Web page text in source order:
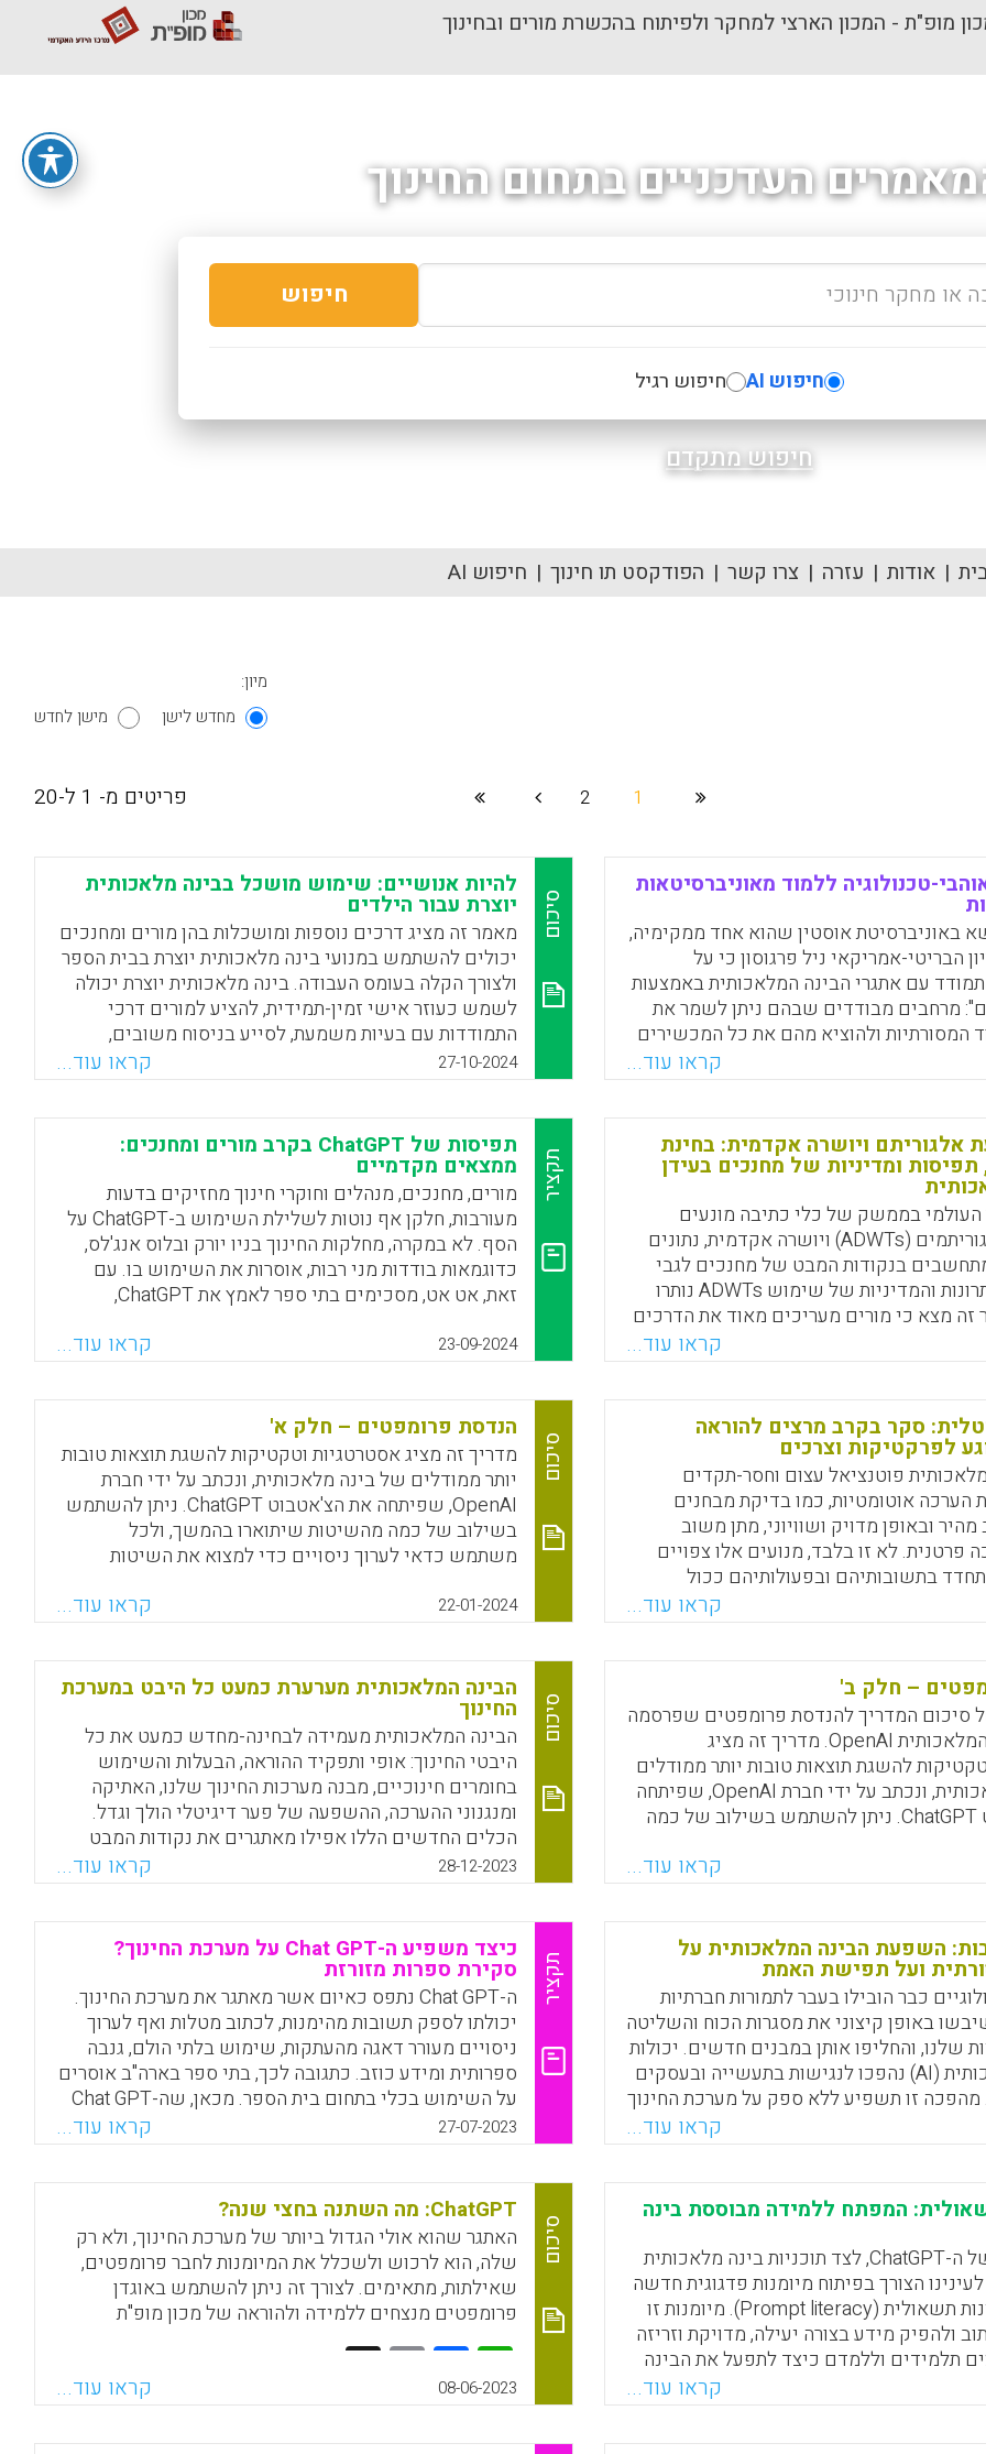
מופ"ת - המכון הארצי למחקר ולפיתוח בהכשרת מורים ובחינוך
העדכניים בתחום החינוך
חיפוש
חיפוש AI חיפוש רגיל
חיפוש מתקדם
אודות עזרה צרו קשר הפודקסט תו חינוך חיפוש AI
מיון:
מחדש לישן
מישן לחדש
פריטים מ- 1 ל-20 1
2
טכנולוגיה ללמוד מאוניברסיטאות
באוניברסיטת אוסטין שהוא אחד ממקימיה,
הבריטי-אמריקאי ניל פרגוסון כי על
עם אתגרי הבינה המלאכותית באמצעות
מרחבים מבודדים שבהם ניתן לשמר את
המסורתיות ולהוציא מהם את כל המכשירים
אם אנחנו רוצים לדעת איך ללמוד, אז
להיות מסוגלים להתנתק מהטכנולוגיה
לאורך כל הקריירה האקדמית שלנו
Email
X
קראו עוד...
סיכום
להיות אנושיים: שימוש מושכל בבינה מלאכותית
יוצרת עבור הילדים
מאמר זה מציג דרכים נוספות ומושכלות בהן מורים ומחנכים
יכולים להשתמש במנועי בינה מלאכותית יוצרת בבית הספר
ולצורך הקלה בעומס העבודה. בינה מלאכותית יוצרת יכולה
לשמש כעוזר אישי זמין-תמידית, להציע למורים דרכי
התמודדות עם בעיות משמעת, לסייע בניסוח משובים,
להציע טיוטות ראשוניות של דפי עבודה ומטלות, להפיק
מערכי שיעור מבוססי-לומד ולאתר משאבים
WhatsApp
Facebook
Email
X
27-10-2024 קראו עוד...
אלגוריתם ויושרה אקדמית: בחינת
ומדיניות של מחנכים בעידן
העולמי בממשק של כלי כתיבה מונעים
באמצעות אלגוריתמים (ADWTs) ויושרה אקדמית, נתונים
בנקודות המבט של מחנכים לגבי
האתגרים, היתרונות והמדיניות של שימוש ADWTs נותרו
זה מצא כי מורים מעריכים מאוד את הדרכים
המגוונות שבהן ADWTs יכולים לתמוך ביעדים החינוכיים
נתפסת)
Email
X
קראו עוד...
תקציר
תפיסות של ChatGPT בקרב מורים ומחנכים:
ממצאים מקדמיים
מורים, מחנכים, מנהלים וחוקרי חינוך מחזיקים בדעות
מעורבות, חלקן אף נוטות לשלילת השימוש ב-ChatGPT על
הסף. לא במקרה, מחלקות החינוך בניו יורק ובלוס אנג'לס,
כדוגמאות בודדות מני רבות, אוסרות את השימוש בו. עם
זאת, אט אט, מסכימים בתי ספר לאמץ את ChatGPT,
לצרכיהם ואף מאפשרים לתלמידים לבצע מטלות מאתגרות
בעזרתו.
WhatsApp
Facebook
Email
X
23-09-2024 קראו עוד...
סקר בקרב מרצים להוראה
לפרקטיקות וצרכים
פוטנציאל עצום וחסר-תקדים
הערכה אוטומטיות, כמו בדיקת מבחנים
ובאופן מדויק ושוויוני, מתן משוב
פרטנית. לא זו בלבד, מנועים אלו צפויים
בתשובותיהם ובפעולותיהם ככול
עם זאת, אותם מנועים מעוררים
המדיניות בנוגע לחוסר האיזון בין
האנושית-רגשית הנחוצה בלימודי הוראה לבין
הרובוטית ה"עיוורת" ובנוגע לשיקולים
מהותיים, כמו העתקות ורמאות.
Email
X
קראו עוד...
סיכום
הנדסת פרומפטים – חלק א'
מדריך זה מציג אסטרטגיות וטקטיקות להשגת תוצאות טובות
יותר ממודלים של בינה מלאכותית, ונכתב על ידי חברת
OpenAI, שפיתחה את הצ'אטבוט ChatGPT. ניתן להשתמש
בשילוב של כמה מהשיטות שיתוארו בהמשך, ולכל
משתמש כדאי לערוך ניסויים כדי למצוא את השיטות
פועלות כעת רק עם דגמים מתקדמים יותר, ולא חינמיים, של
בינה מלאכותית.
WhatsApp
Facebook
Email
X
22-01-2024 קראו עוד...
– חלק ב'
סיכום המדריך להנדסת פרומפטים שפרסמה
חברת הבינה המלאכותית OpenAI. מדריך זה מציג
להשגת תוצאות טובות יותר ממודלים
של בינה מלאכותית, ונכתב על ידי חברת OpenAI, שפיתחה
את הצ'אטבוט ChatGPT. ניתן להשתמש בשילוב של כמה
את השיטות המתאימות ביותר עבורו.
שמוצגות כאן פועלות כעת רק עם דגמים
ולא חינמיים, של בינה מלאכותית.
Email
X
קראו עוד...
סיכום
הבינה המלאכותית מערערת כמעט כל היבט במערכת
החינוך
הבינה המלאכותית מעמידה לבחינה-מחדש כמעט את כל
היבטי החינוך: אופי ותפקיד ההוראה, הבעלות והשימוש
בחומרים חינוכיים, מבנה מערכות החינוך שלנו, האתיקה
ומנגנוני ההערכה, ההשפעה של פער דיגיטלי הולך וגדל.
הכלים החדשים הללו אפילו מאתגרים את נקודות המבט
שלנו לגבי מהי 'יכולת', כמו גם איך והיכן היא מוחזקת על ידי
יחידים ומוסדות.
WhatsApp
Facebook
Email
X
28-12-2023 קראו עוד...
השפעת הבינה המלאכותית על
ועל תפישת האמת
כבר הובילו בעבר לתמורות חברתיות
באופן קיצוני את מסגרות הכוח והשליטה
שלנו, והחליפו אותן במבנים חדשים. יכולות
הבינה המלאכותית (AI) נהפכו לנגישות בתעשייה ובעסקים
מהפכה זו תשפיע ללא ספק על מערכת החינוך
על עצם המושגים שמנחים אותה. האתגר הוא
או להשתמש בבינה המלאכותית כדי לתפוס
עבודות – אלא לעצב מחדש את יסודות
הספר.
Email
X
קראו עוד...
תקציר
כיצד משפיע ה-Chat GPT על מערכת החינוך?
סקירת ספרות מזורזת
ה-Chat GPT נתפס כאיום אשר מאתגר את מערכת החינוך.
יכולתו לספק תשובות מהימנות, לכתוב מטלות ואף לערוך
ניסויים מעורר דאגה מהעתקות, שימוש בלתי הולם, גנבה
ספרותית ומידע כוזב. כתגובה לכך, בתי ספר בארה"ב אוסרים
על השימוש בכלי בתחום בית הספר. מכאן, שה-Chat GPT
מצריך מחקר אמפירי עכשווי, כמו גם תשומת לב מיידית,
כדי למקסם את יתרונותיו, להשתמש בו בצורה יעילה ולמזער
את נזקיו הפוטנציאליים.
WhatsApp
Facebook
Email
X
27-07-2023 קראו עוד...
המפתח ללמידה מבוססת בינה
עם הפריצה של ה-ChatGPT, לצד תוכניות בינה מלאכותית
הצורך בפיתוח מיומנות פדגוגית חדשה
וחיונית: אוריינות תשאולית (Prompt literacy). מיומנות זו
ולהפיק מידע בצורה יעילה, מדויקת וזריזה
תלמידים וללמדם כיצד לתפעל את הבינה
להיות מונעים על ידה. מאמר זה מדווח
על מודל CAST שמטרתו היא לסייע למורים ולמחנכים
מבוססת בינה מלאכותית.
קראו עוד...
סיכום
ChatGPT: מה השתנה בחצי שנה?
האתגר שהוא אולי הגדול ביותר של מערכת החינוך, ולא רק
שלה, הוא לרכוש ולשכלל את המיומנות לחבר פרומפטים,
שאילתות, מתאימים. לצורך זה ניתן להשתמש באוגדן
פרומפטים מנצחים ללמידה ולהוראה של מכון מופ"ת
WhatsApp
Facebook
Email 08-06-2023 קראו עוד...